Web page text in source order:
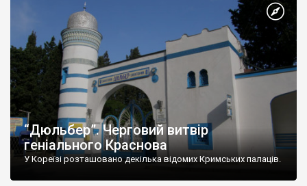
“Дюльбер”. Черговий витвір
геніального Краснова
У Кореїзі розташовано декілька відомих Кримських палаців.